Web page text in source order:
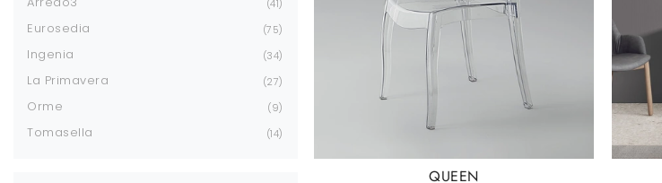
41
Eurosedia 75
Ingenia 34
La Primavera 27
Orme 9
Tomasella 14
QUEEN